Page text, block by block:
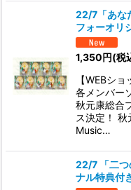
22/7「あな
フォーオリ
1,350円(税
【WEBシ
各メンバー
秋元康総合
ス決定！
Music…
22/7 「二
ナル特典付